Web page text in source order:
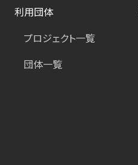
利用団体
プロジェクト一覧
団体一覧